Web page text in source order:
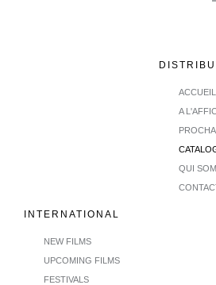
ACCUEIL
A
QUI
INTERNATIONAL
NEW FILMS
UPCOMING FILMS
FESTIVALS